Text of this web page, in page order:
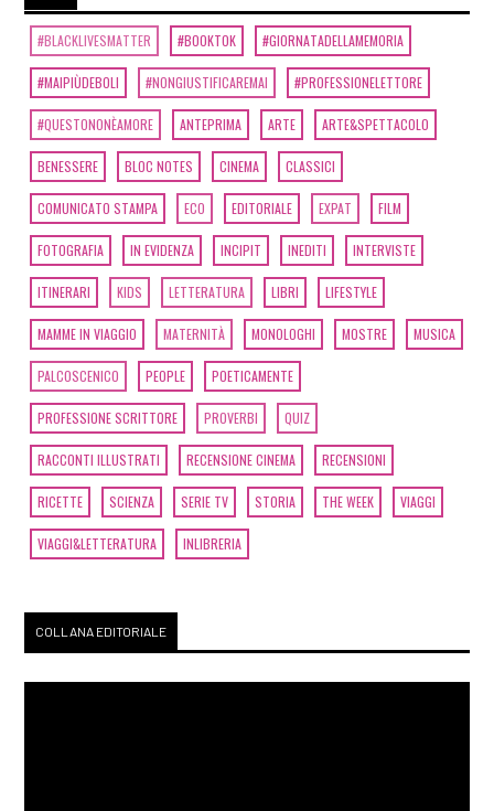
#BLACKLIVESMATTER #BOOKTOK #GIORNATADELLAMEMORIA
#MAIPIÙDEBOLI #NONGIUSTIFICAREMAI #PROFESSIONELETTORE
#QUESTONONÈAMORE ANTEPRIMA ARTE ARTE&SPETTACOLO
BENESSERE BLOC NOTES CINEMA CLASSICI
COMUNICATO STAMPA ECO EDITORIALE EXPAT FILM
FOTOGRAFIA IN EVIDENZA INCIPIT INEDITI INTERVISTE
ITINERARI KIDS LETTERATURA LIBRI LIFESTYLE
MAMME IN VIAGGIO MATERNITÀ MONOLOGHI MOSTRE MUSICA
PALCOSCENICO PEOPLE POETICAMENTE
PROFESSIONE SCRITTORE PROVERBI QUIZ
RACCONTI ILLUSTRATI RECENSIONE CINEMA RECENSIONI
RICETTE SCIENZA SERIE TV STORIA THE WEEK VIAGGI
VIAGGI&LETTERATURA INLIBRERIA
COLLANA EDITORIALE